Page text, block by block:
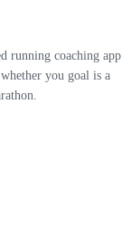
running coaching app
you goal is a